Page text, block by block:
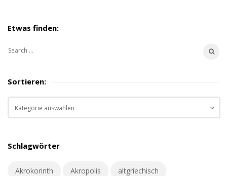
S
S
i
Etwas finden:
S
a
c
r
Sortieren:
iSchlagwörter
Akrokorinth Akropolis altgriechisch